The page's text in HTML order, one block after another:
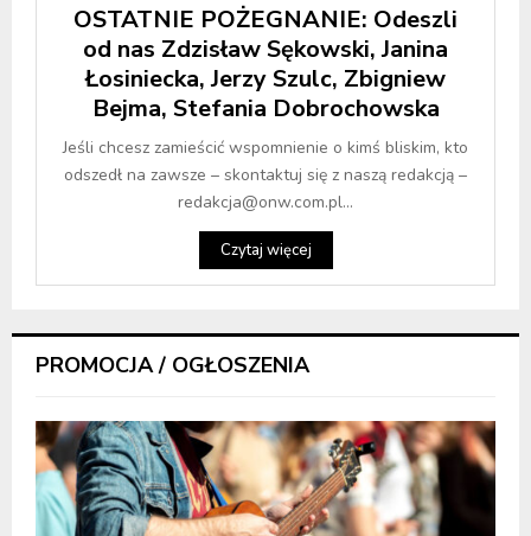
OSTATNIE POŻEGNANIE: Odeszli
od nas Zdzisław Sękowski, Janina
Łosiniecka, Jerzy Szulc, Zbigniew
Bejma, Stefania Dobrochowska
Jeśli chcesz zamieścić wspomnienie o kimś bliskim, kto
odszedł na zawsze – skontaktuj się z naszą redakcją –
redakcja@onw.com.pl...
Czytaj więcej
PROMOCJA / OGŁOSZENIA